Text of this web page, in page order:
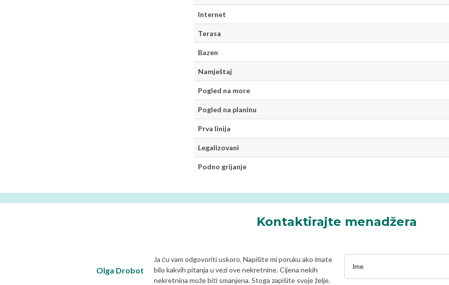
Internet
Terasa
Bazen
Namještaj
Pogled na more
Pogled na planinu
Prva linija
Legalizovani
Podno grijanje
Kontaktirajte menadžera
Olga Drobot
Ja ću vam odgovoriti uskoro. Napišite mi poruku ako imate
bilo kakvih pitanja u vezi ove nekretnine. Cijena nekih
nekretnina može biti smanjena. Stoga zapišite svoje želje.
Ime